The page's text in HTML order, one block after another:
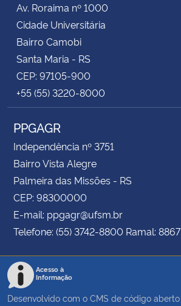
Av. Roraima nº 1000
Cidade Universitária
Bairro Camobi
Santa Maria - RS
CEP: 97105-900
+55 (55) 3220-8000
PPGAGR
Independência nº 3751
Bairro Vista Alegre
Palmeira das Missões - RS
CEP: 98300000
E-mail: ppgagr@ufsm.br
Telefone: (55) 3742-8800 Ramal: 8867
Acesso à
Informação
Desenvolvido com o CMS de código aberto